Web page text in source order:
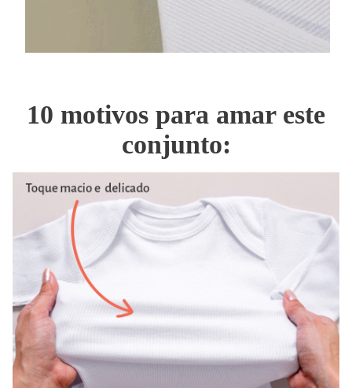
10 motivos para amar este
conjunto: